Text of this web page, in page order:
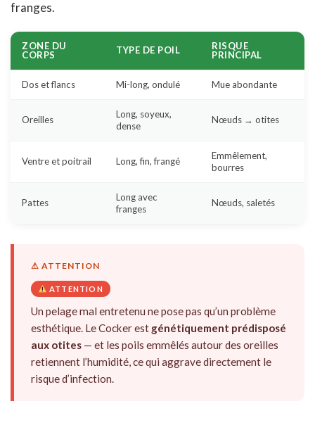
franges.
ZONE DU
CORPS
TYPE DE POIL
RISQUE
PRINCIPAL
Dos et flancs Mi-long, ondulé Mue abondante
Oreilles
Long, soyeux,
dense
Nœuds → otites
Ventre et poitrail Long, fin, frangé
Emmêlement,
bourres
Pattes
Long avec
franges
Nœuds, saletés
ATTENTION
Un pelage mal entretenu ne pose pas qu’un problème
esthétique. Le Cocker est génétiquement prédisposé
aux otites — et les poils emmêlés autour des oreilles
retiennent l’humidité, ce qui aggrave directement le
risque d’infection.